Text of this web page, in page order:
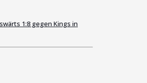
1:8 gegen Kings in